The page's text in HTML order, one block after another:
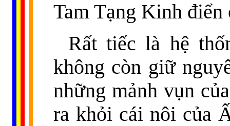
Tam Tạng Kinh điển
Rất tiếc là hệ
không còn giữ
những mảnh vụn
ra khỏi cái nôi của